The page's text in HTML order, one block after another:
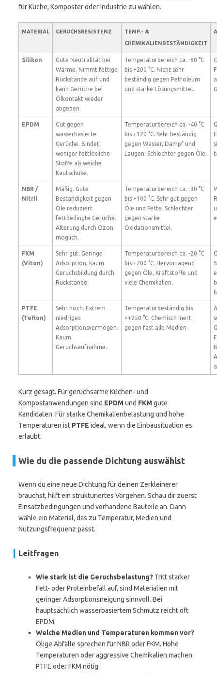
für Küche, Komposter oder Industrie zu wählen.
MATERIAL GERUCHSRESISTENZ
TEMP.- &
CHEMIKALIENBESTÄNDIGKEIT
Silikon
Gute Neutralität bei
Wärme. Nimmt fettige
Rückstände auf und
kann Gerüche bei
Ölkontakt wieder
abgeben.
Temperaturbereich ca. -60 °C
bis +200 °C. Nicht sehr
beständig gegen Petroleum
und starke Lösungsmittel.
EPDM
Gut gegen
wasserbasierte
Gerüche. Bindet
weniger fettlösliche
Stoffe als weiche
Kautschuke.
Temperaturbereich ca. -40 °C
bis +120 °C. Sehr beständig
gegen Wasser, Dampf und
Laugen. Schlechter gegen Öle.
NBR /
Nitril
Mäßig. Gute
Beständigkeit gegen
Öle reduziert
fettbedingte Gerüche.
Alterung durch Ozon
möglich.
Temperaturbereich ca. -30 °C
bis +100 °C. Sehr gut gegen
Öle und Fette. Schlechter
gegen starke
Oxidationsmittel.
FKM
(Viton)
Sehr gut. Geringe
Adsorption, kaum
Geruchsbildung durch
Rückstände.
Temperaturbereich ca. -20 °C
bis +200 °C. Hervorragend
gegen Öle, Kraftstoffe und
viele Chemikalien.
PTFE
(Teflon)
Sehr hoch. Extrem
niedriges
Adsorptionsvermögen.
Kaum
Geruchsaufnahme.
Temperaturbeständig bis
>+250 °C. Chemisch inert
gegen fast alle Medien.
Kurz gesagt. Für geruchsarme Küchen- und
Kompostanwendungen sind EPDMund FKMgute
Kandidaten. Für starke Chemikalienbelastung und hohe
Temperaturen ist PTFE ideal, wenn die Einbausituation es
erlaubt.
Wie du die passende Dichtung auswählst
Wenn du eine neue Dichtung für deinen Zerkleinerer
brauchst, hilft ein strukturiertes Vorgehen. Schau dir zuerst
Einsatzbedingungen und vorhandene Bauteile an. Dann
wähle ein Material, das zu Temperatur, Medien und
Nutzungsfrequenz passt.
Leitfragen
Wie stark ist die Geruchsbelastung? Tritt starker
Fett- oder Proteinbefall auf, sind Materialien mit
geringer Adsorptionsneigung sinnvoll. Bei
hauptsächlich wasserbasiertem Schmutz reicht oft
EPDM.
Welche Medien und Temperaturen kommen vor?
Ölige Abfälle sprechen für NBR oder FKM. Hohe
Temperaturen oder aggressive Chemikalien machen
PTFE oder FKM nötig.